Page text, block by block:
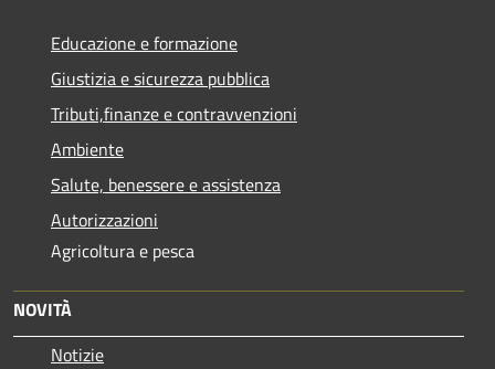
Educazione e formazione
Giustizia e sicurezza pubblica
Tributi,finanze e contravvenzioni
Ambiente
Salute, benessere e assistenza
Autorizzazioni
Agricoltura e pesca
NOVITÀ
Notizie